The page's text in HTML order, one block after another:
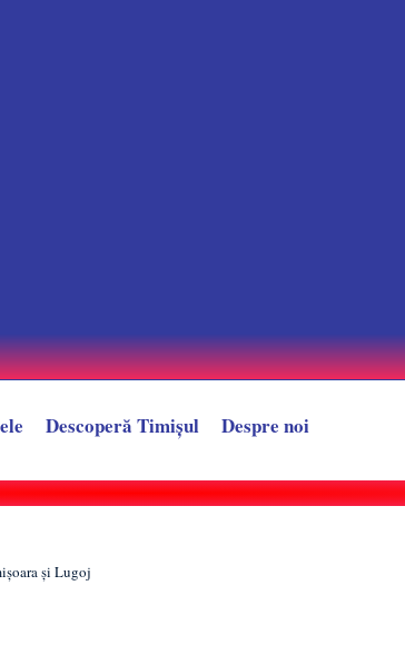
Descoperă Timișul Despre noi
despre apele din județ: ,,Natura ne transmite un
și Lugoj